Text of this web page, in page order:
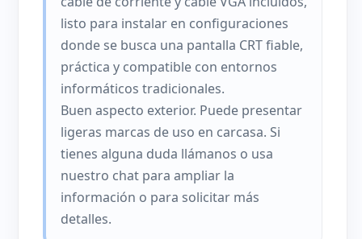
listo para instalar en configuraciones
donde se busca una pantalla CRT fiable,
práctica y compatible con entornos
informáticos tradicionales.
Buen aspecto exterior. Puede presentar
ligeras marcas de uso en carcasa. Si
tienes alguna duda llámanos o usa
nuestro chat para ampliar la
información o para solicitar más
detalles.